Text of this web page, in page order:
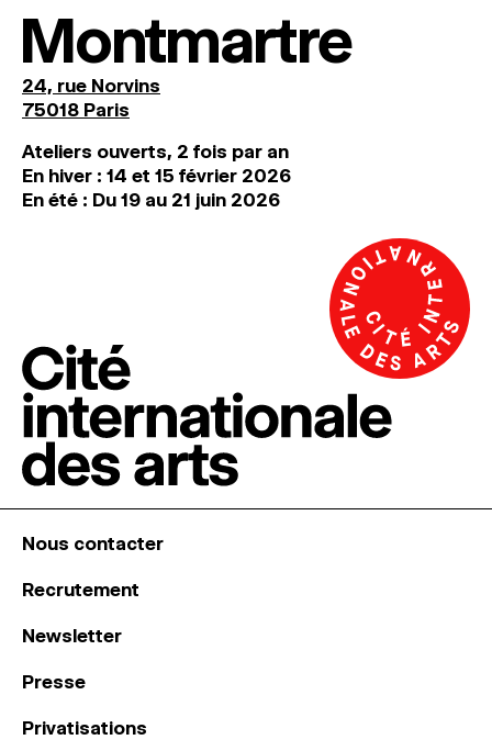
Montmartre
24, rue Norvins
75018 Paris
Ateliers ouverts, 2 fois par an
En hiver : 14 et 15 février 2026
En été : Du 19 au 21 juin 2026
Nous contacter
Recrutement
Newsletter
Presse
Privatisations